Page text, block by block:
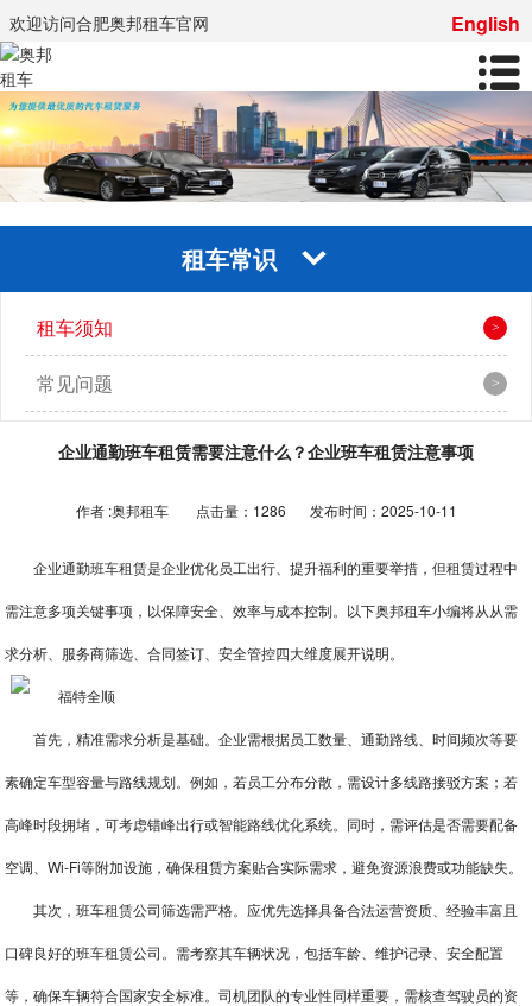
欢迎访问合肥奥邦租车官网 English
租车常识
租车须知
常见问题
企业通勤班车租赁需要注意什么？企业班车租赁注意事项
作者 :奥邦租车 点击量：1286 发布时间：2025-10-11
企业通勤班车租赁是企业优化员工出行、提升福利的重要举措，但租赁过程中
需注意多项关键事项，以保障安全、效率与成本控制。以下奥邦租车小编将从从需
求分析、服务商筛选、合同签订、安全管控四大维度展开说明。
首先，精准需求分析是基础。企业需根据员工数量、通勤路线、时间频次等要
素确定车型容量与路线规划。例如，若员工分布分散，需设计多线路接驳方案；若
高峰时段拥堵，可考虑错峰出行或智能路线优化系统。同时，需评估是否需要配备
空调、Wi-Fi等附加设施，确保租赁方案贴合实际需求，避免资源浪费或功能缺失。
其次，班车租赁公司筛选需严格。应优先选择具备合法运营资质、经验丰富且
口碑良好的班车租赁公司。需考察其车辆状况，包括车龄、维护记录、安全配置
等，确保车辆符合国家安全标准。司机团队的专业性同样重要，需核查驾驶员的资